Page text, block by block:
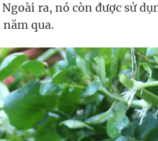
ra, nó còn được sử
qua.